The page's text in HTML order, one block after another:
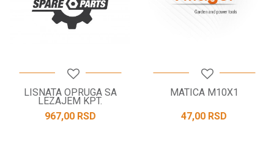
LISNATA OPRUGA SA
LEZAJEM KPT.
967,00 RSD
MATICA M10X1
47,00 RSD